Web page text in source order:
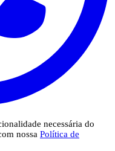
necessária do
nossa Política de